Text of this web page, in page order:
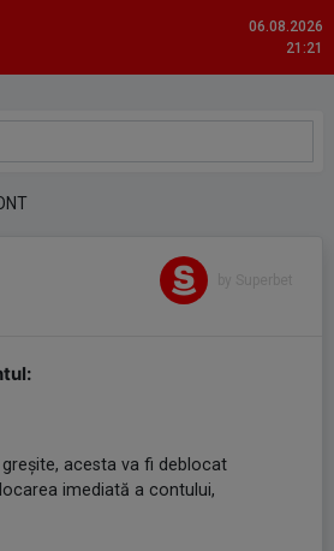
06.08.2026
21:21
acesta va fi deblocat
imediată a contului,